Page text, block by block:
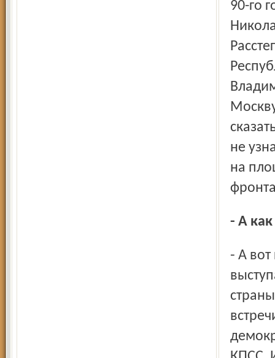
90-го
не
на
- А
- А вот как! 19 августа в ДК им. Добрынина должен был